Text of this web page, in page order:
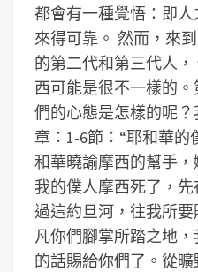
都會有一種覺悟：即
來得可靠。 然而，來
的第二代和第三代人
西可能是很不一樣的
們的心態是怎樣的呢
章：1-6節：“耶和華
和華曉諭摩西的幫手，
我的僕人摩西死了，
過這約旦河，往我所
凡你們腳掌所踏之地
的話賜給你們了。從